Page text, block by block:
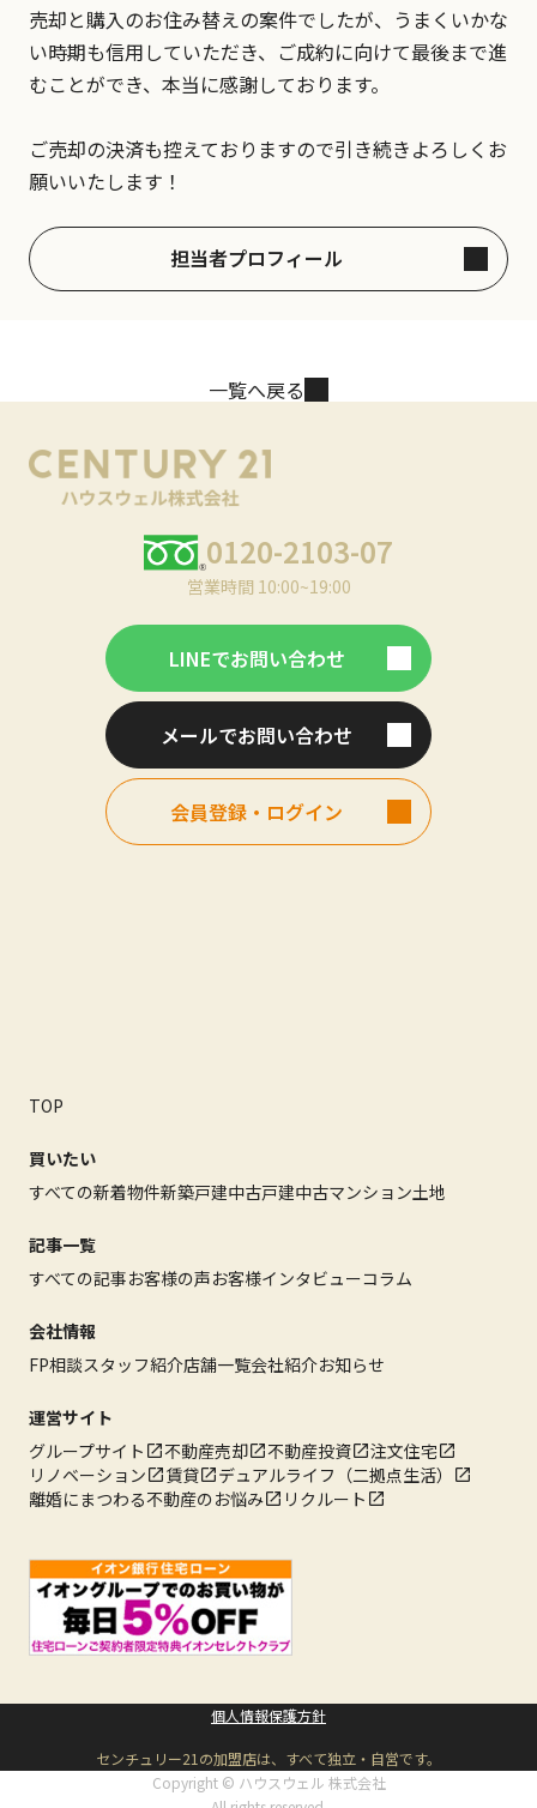
売却と購入のお住み替えの案件でしたが、うまくいかな
い時期も信用していただき、ご成約に向けて最後まで進
むことができ、本当に感謝しております。
ご売却の決済も控えておりますので引き続きよろしくお
願いいたします！
担当者プロフィール
一覧へ戻る
0120-2103-07
営業時間 10:00~19:00
LINEでお問い合わせ
メールでお問い合わせ
会員登録・ログイン
TOP
買いたい
すべての新着物件新築戸建中古戸建中古マンション土地
記事一覧
すべての記事お客様の声お客様インタビューコラム
会社情報
FP相談スタッフ紹介店舗一覧会社紹介お知らせ
運営サイト
グループサイト
不動産売却 不動産投資
注文住宅
リノベーション
賃貸
デュアルライフ（二拠点生活）
離婚にまつわる不動産のお悩み
リクルート
個人情報保護方針
センチュリー21の加盟店は、すべて独立・自営です。
Copyright © ハウスウェル 株式会社